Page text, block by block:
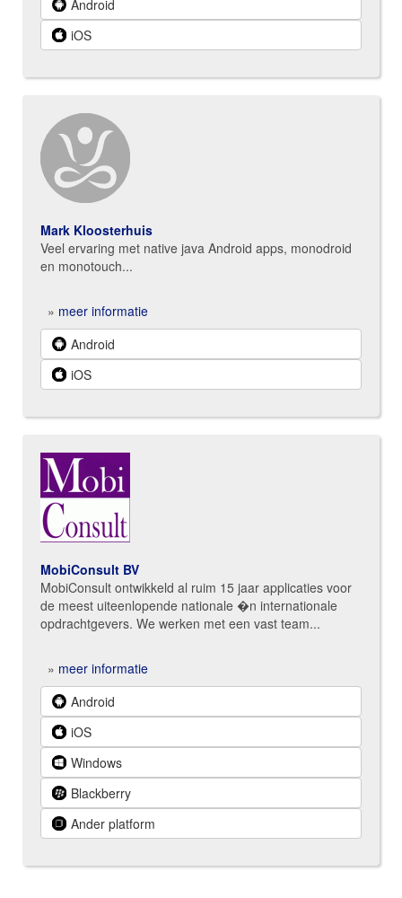
Android
iOS
Mark Kloosterhuis
Veel ervaring met native java Android apps, monodroid
en monotouch...
» meer informatie
Android
iOS
MobiConsult BV
MobiConsult ontwikkeld al ruim 15 jaar applicaties voor
de meest uiteenlopende nationale �n internationale
opdrachtgevers. We werken met een vast team...
» meer informatie
Android
iOS
Windows
Blackberry
Ander platform